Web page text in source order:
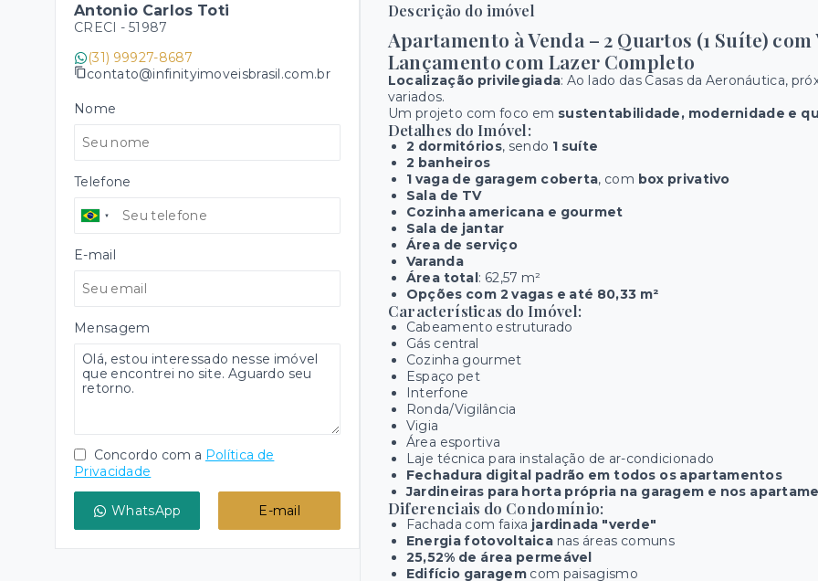
Descrição do imóvel
Apartamento à Venda – 2 Quartos (1 Suíte) com
Lançamento com Lazer Completo
Localização privilegiada: Ao lado das Casas da Aeronáutica,
variados.
Um projeto com foco em sustentabilidade, modernidade e
Detalhes do Imóvel:
2 dormitórios, sendo 1 suíte
2 banheiros
1 vaga de garagem coberta, com box privativo
Sala de TV
Cozinha americana e gourmet
Sala de jantar
Área de serviço
Varanda
Área total: 62,57 m²
Opções com 2 vagas e até 80,33 m²
Características do Imóvel:
Cabeamento estruturado
Gás central
Cozinha gourmet
Espaço pet
Interfone
Ronda/Vigilância
Vigia
Área esportiva
Laje técnica para instalação de ar-condicionado
Fechadura digital padrão em todos os apartamentos
Jardineiras para horta própria na garagem e nos
Diferenciais do Condomínio:
Fachada com faixa jardinada "verde"
Energia fotovoltaica nas áreas comuns
25,52% de área permeável
Edifício garagemcom paisagismo
Antonio Carlos Toti
CRECI - 51987
(31) 99927-8687
contato@infinityimoveisbrasil.com.br
Nome
Telefone
E-mail
Mensagem
Concordo com a Política de
Privacidade
WhatsApp E-mail